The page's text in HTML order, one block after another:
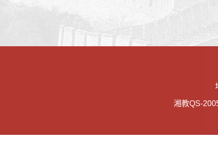
湘教QS-